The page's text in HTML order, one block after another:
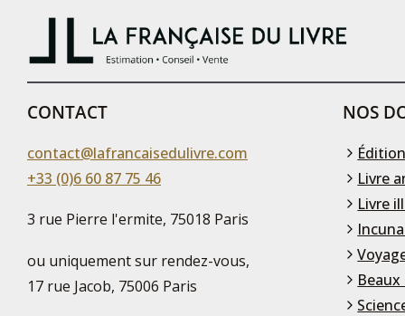
CONTACT
contact@lafrancaisedulivre.com
+33 (0)6 60 87 75 46
3 rue Pierre l'ermite, 75018 Paris
ou uniquement sur rendez-vous,
17 rue Jacob, 75006 Paris
NOS
Livre
Livre